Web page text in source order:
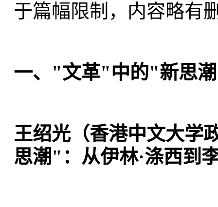
于篇幅限制，内容略有
一、"文革"中的"新思
王绍光（香港中文大学
思潮"：从伊林·涤西到